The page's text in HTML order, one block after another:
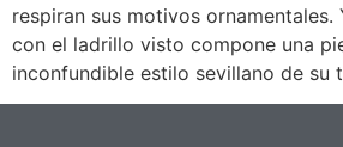
respiran sus motivos
con el ladrillo visto compone una
inconfundible estilo sevillano de su